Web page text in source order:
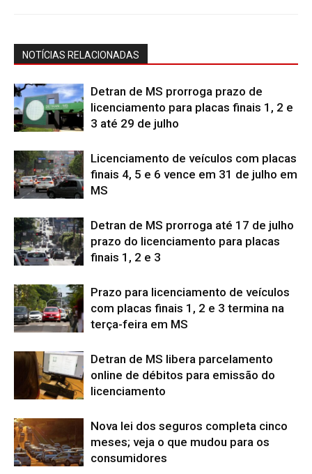
NOTÍCIAS RELACIONADAS
Detran de MS prorroga prazo de
licenciamento para placas finais 1, 2 e
3 até 29 de julho
Licenciamento de veículos com placas
finais 4, 5 e 6 vence em 31 de julho em
MS
Detran de MS prorroga até 17 de julho
prazo do licenciamento para placas
finais 1, 2 e 3
Prazo para licenciamento de veículos
com placas finais 1, 2 e 3 termina na
terça-feira em MS
Detran de MS libera parcelamento
online de débitos para emissão do
licenciamento
Nova lei dos seguros completa cinco
meses; veja o que mudou para os
consumidores